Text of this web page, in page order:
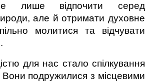
лише відпочити серед
але й отримати духовне
молитися та відчувати
для нас стало спілкування
Вони подружилися з місцевими